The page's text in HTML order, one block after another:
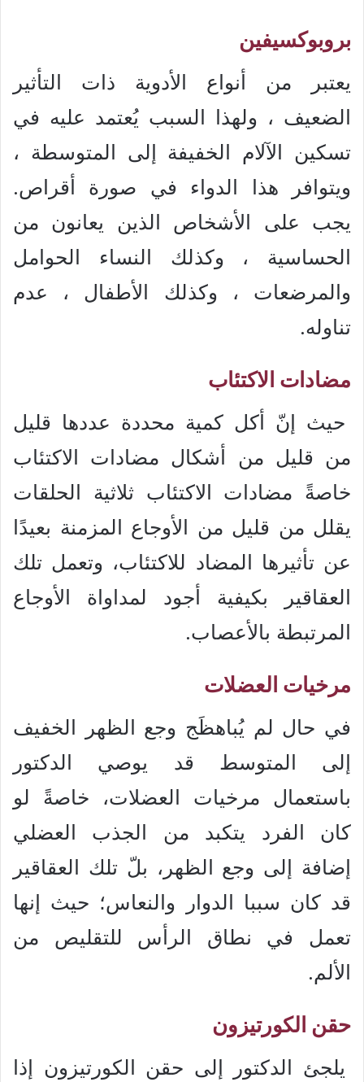
بروبوكسيفين
يعتبر من أنواع الأدوية ذات التأثير
الضعيف ، ولهذا السبب يُعتمد عليه في
تسكين الآلام الخفيفة إلى المتوسطة ،
ويتوافر هذا الدواء في صورة أقراص.
يجب على الأشخاص الذين يعانون من
الحساسية ، وكذلك النساء الحوامل
والمرضعات ، وكذلك الأطفال ، عدم
تناوله.
مضادات الاكتئاب
حيث إنّ أكل كمية محددة عددها قليل
من قليل من أشكال مضادات الاكتئاب
خاصةً مضادات الاكتئاب ثلاثية الحلقات
يقلل من قليل من الأوجاع المزمنة بعيدًا
عن تأثيرها المضاد للاكتئاب، وتعمل تلك
العقاقير بكيفية أجود لمداواة الأوجاع
المرتبطة بالأعصاب.
مرخيات العضلات
في حال لم يُباهظَج وجع الظهر الخفيف
إلى المتوسط قد يوصي الدكتور
باستعمال مرخيات العضلات، خاصةً لو
كان الفرد يتكبد من الجذب العضلي
إضافة إلى وجع الظهر، بلّ تلك العقاقير
قد كان سببا الدوار والنعاس؛ حيث إنها
تعمل في نطاق الرأس للتقليص من
الألم.
حقن الكورتيزون
يلجئ الدكتور إلى حقن الكورتيزون إذا